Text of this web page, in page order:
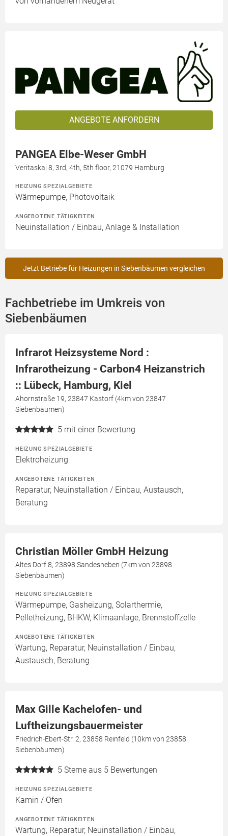
ANGEBOTE ANFORDERN
PANGEA Elbe-Weser GmbH
Veritaskai 8, 3rd, 4th, 5th floor, 21079 Hamburg
HEIZUNG SPEZIALGEBIETE
Wärmepumpe, Photovoltaik
ANGEBOTENE TÄTIGKEITEN
Neuinstallation / Einbau, Anlage & Installation
Jetzt Betriebe für Heizungen in Siebenbäumen vergleichen
Fachbetriebe im Umkreis von
Siebenbäumen
Infrarot Heizsysteme Nord :
Infrarotheizung - Carbon4 Heizanstrich
:: Lübeck, Hamburg, Kiel
Ahornstraße 19, 23847 Kastorf (4km von 23847
Siebenbäumen)
5 mit einer Bewertung
HEIZUNG SPEZIALGEBIETE
Elektroheizung
ANGEBOTENE TÄTIGKEITEN
Reparatur, Neuinstallation / Einbau, Austausch,
Beratung
Christian Möller GmbH Heizung
Altes Dorf 8, 23898 Sandesneben (7km von 23898
Siebenbäumen)
HEIZUNG SPEZIALGEBIETE
Wärmepumpe, Gasheizung, Solarthermie,
Pelletheizung, BHKW, Klimaanlage, Brennstoffzelle
ANGEBOTENE TÄTIGKEITEN
Wartung, Reparatur, Neuinstallation / Einbau,
Austausch, Beratung
Max Gille Kachelofen- und
Luftheizungsbauermeister
Friedrich-Ebert-Str. 2, 23858 Reinfeld (10km von 23858
Siebenbäumen)
5 Sterne aus 5 Bewertungen
HEIZUNG SPEZIALGEBIETE
Kamin / Ofen
ANGEBOTENE TÄTIGKEITEN
Wartung, Reparatur, Neuinstallation / Einbau,